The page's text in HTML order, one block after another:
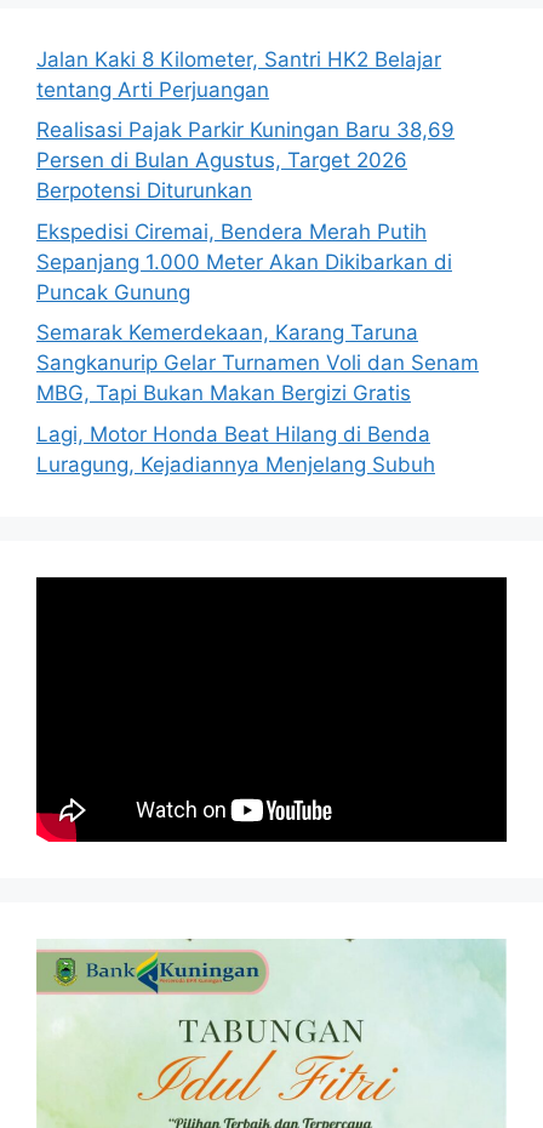
Jalan Kaki 8 Kilometer, Santri HK2 Belajar
tentang Arti Perjuangan
Realisasi Pajak Parkir Kuningan Baru 38,69
Persen di Bulan Agustus, Target 2026
Berpotensi Diturunkan
Ekspedisi Ciremai, Bendera Merah Putih
Sepanjang 1.000 Meter Akan Dikibarkan di
Puncak Gunung
Semarak Kemerdekaan, Karang Taruna
Sangkanurip Gelar Turnamen Voli dan Senam
MBG, Tapi Bukan Makan Bergizi Gratis
Lagi, Motor Honda Beat Hilang di Benda
Luragung, Kejadiannya Menjelang Subuh